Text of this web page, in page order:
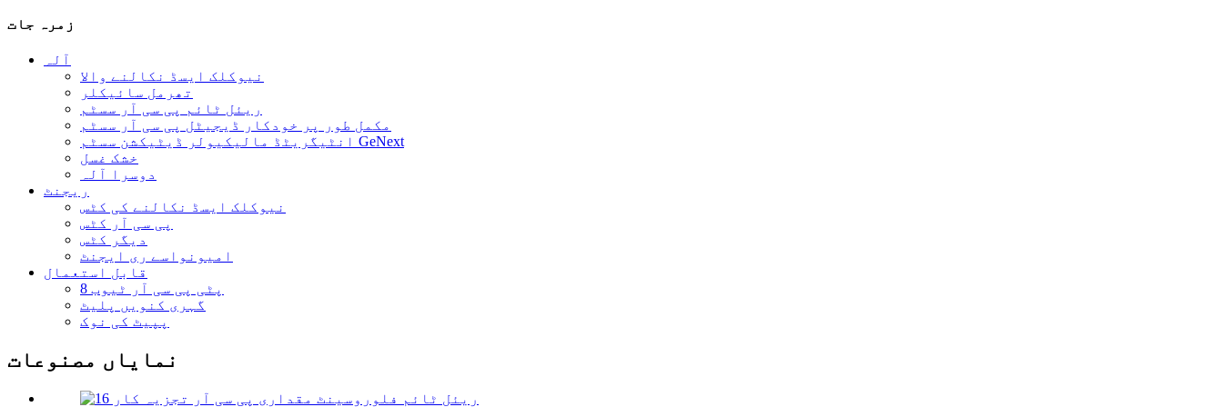
زمرہ جات
آلہ
نیوکلک ایسڈ نکالنے والا
تھرمل سائیکلر
ریئل ٹائم پی سی آر سسٹم
مکمل طور پر خودکار ڈیجیٹل پی سی آر سسٹم
انٹیگریٹڈ مالیکیولر ڈیٹیکشن سسٹم GeNext
خشک غسل
دوسرا آلہ
ریجنٹ
نیوکلک ایسڈ نکالنے کی کٹس
پی سی آر کٹس
دیگر کٹس
امیونواسے ری ایجنٹ
قابل استعمال
8 پٹی پی سی آر ٹیوب
گہری کنویں پلیٹ
پپیٹ کی نوک
نمایاں مصنوعات